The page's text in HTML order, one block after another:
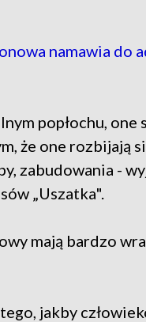
namawia do
popłochu, one
że one rozbijają
zabudowania -
„Uszatka".
mają bardzo
jakby